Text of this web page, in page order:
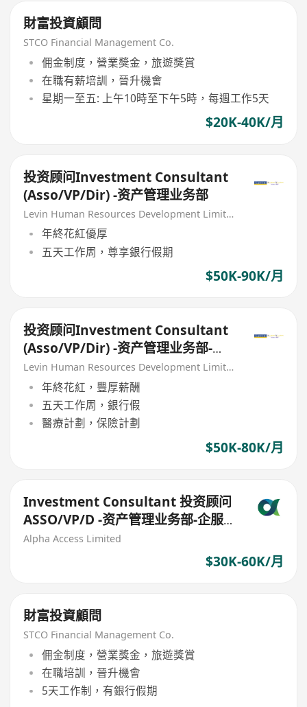
財富投資顧問
STCO Financial Management Co.
佣金制度，營業獎金，旅遊獎賞
在職有薪培訓，晉升機會
星期一至五: 上午10時至下午5時，每週工作5天
$20K-40K/月
投资顾问Investment Consultant
(Asso/VP/Dir) -资产管理业务部
Levin Human Resources Development Limited
年終花紅優厚
五天工作周，尊享銀行假期
$50K-90K/月
投资顾问Investment Consultant
(Asso/VP/Dir) -资产管理业务部-企
服
Levin Human Resources Development Limited
年終花紅，豐厚薪酬
五天工作周，銀行假
醫療計劃，保險計劃
$50K-80K/月
Investment Consultant 投资顾问
ASSO/VP/D -资产管理业务部-企服-
香港
Alpha Access Limited
$30K-60K/月
財富投資顧問
STCO Financial Management Co.
佣金制度，營業獎金，旅遊獎賞
在職培訓，晉升機會
5天工作制，有銀行假期